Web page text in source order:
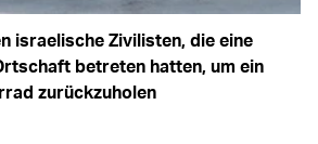
israelische Zivilisten, die eine
betreten hatten, um ein
zurückzuholen